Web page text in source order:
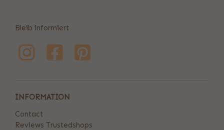
Bleib informiert
INFORMATION
Contact
Reviews Trustedshops